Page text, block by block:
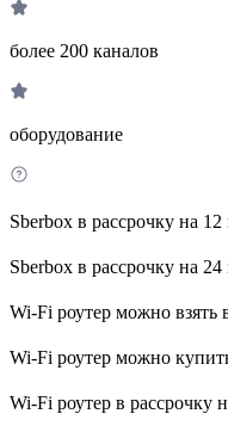
более 200 каналов
оборудование
Sberbox в рассрочку на
Sberbox в рассрочку на
Wi-Fi роутер можно взять
Wi-Fi роутер можно
Wi-Fi роутер в рассрочку